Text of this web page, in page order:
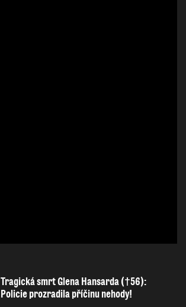
Tragická smrt Glena Hansarda (†56):
Policie prozradila příčinu nehody!